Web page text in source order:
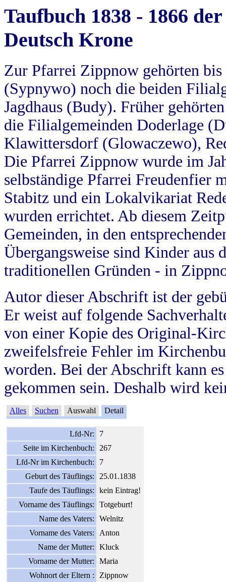
Taufbuch 1838 - 1866
Deutsch Krone
Zur Pfarrei Zippnow gehörten
(Sypnywo) noch die beiden
Jagdhaus (Budy). Früher
die Filialgemeinden Doderlage
Klawittersdorf (Glowaczewo),
Die Pfarrei Zippnow wurde im
selbständige Pfarrei Freudenfier
Stabitz und ein Lokalvikariat
wurden errichtet. Ab diesem
Gemeinden, in den
Übergangsweise sind Kinder aus
traditionellen Gründen - in
Autor dieser Abschrift ist der
Er weist auf folgende
von einer Kopie des Original-
zweifelsfreie Fehler im
worden. Bei der Abschrift kann
gekommen sein. Deshalb wird
Alles Suchen Auswahl Detail
Lfd-Nr:
7
Seite im Kirchenbuch:
267
Lfd-Nr im Kirchenbuch:
7
Geburt des Täuflings:
25.01.1838
Taufe des Täuflings:
kein Eintrag!
Vorname des Täuflings:
Totgeburt!
Name des Vaters:
Welnitz
Vorname des Vaters:
Anton
Name der Mutter:
Kluck
Vorname der Mutter:
Maria
Wohnort der Eltern :
Zippnow